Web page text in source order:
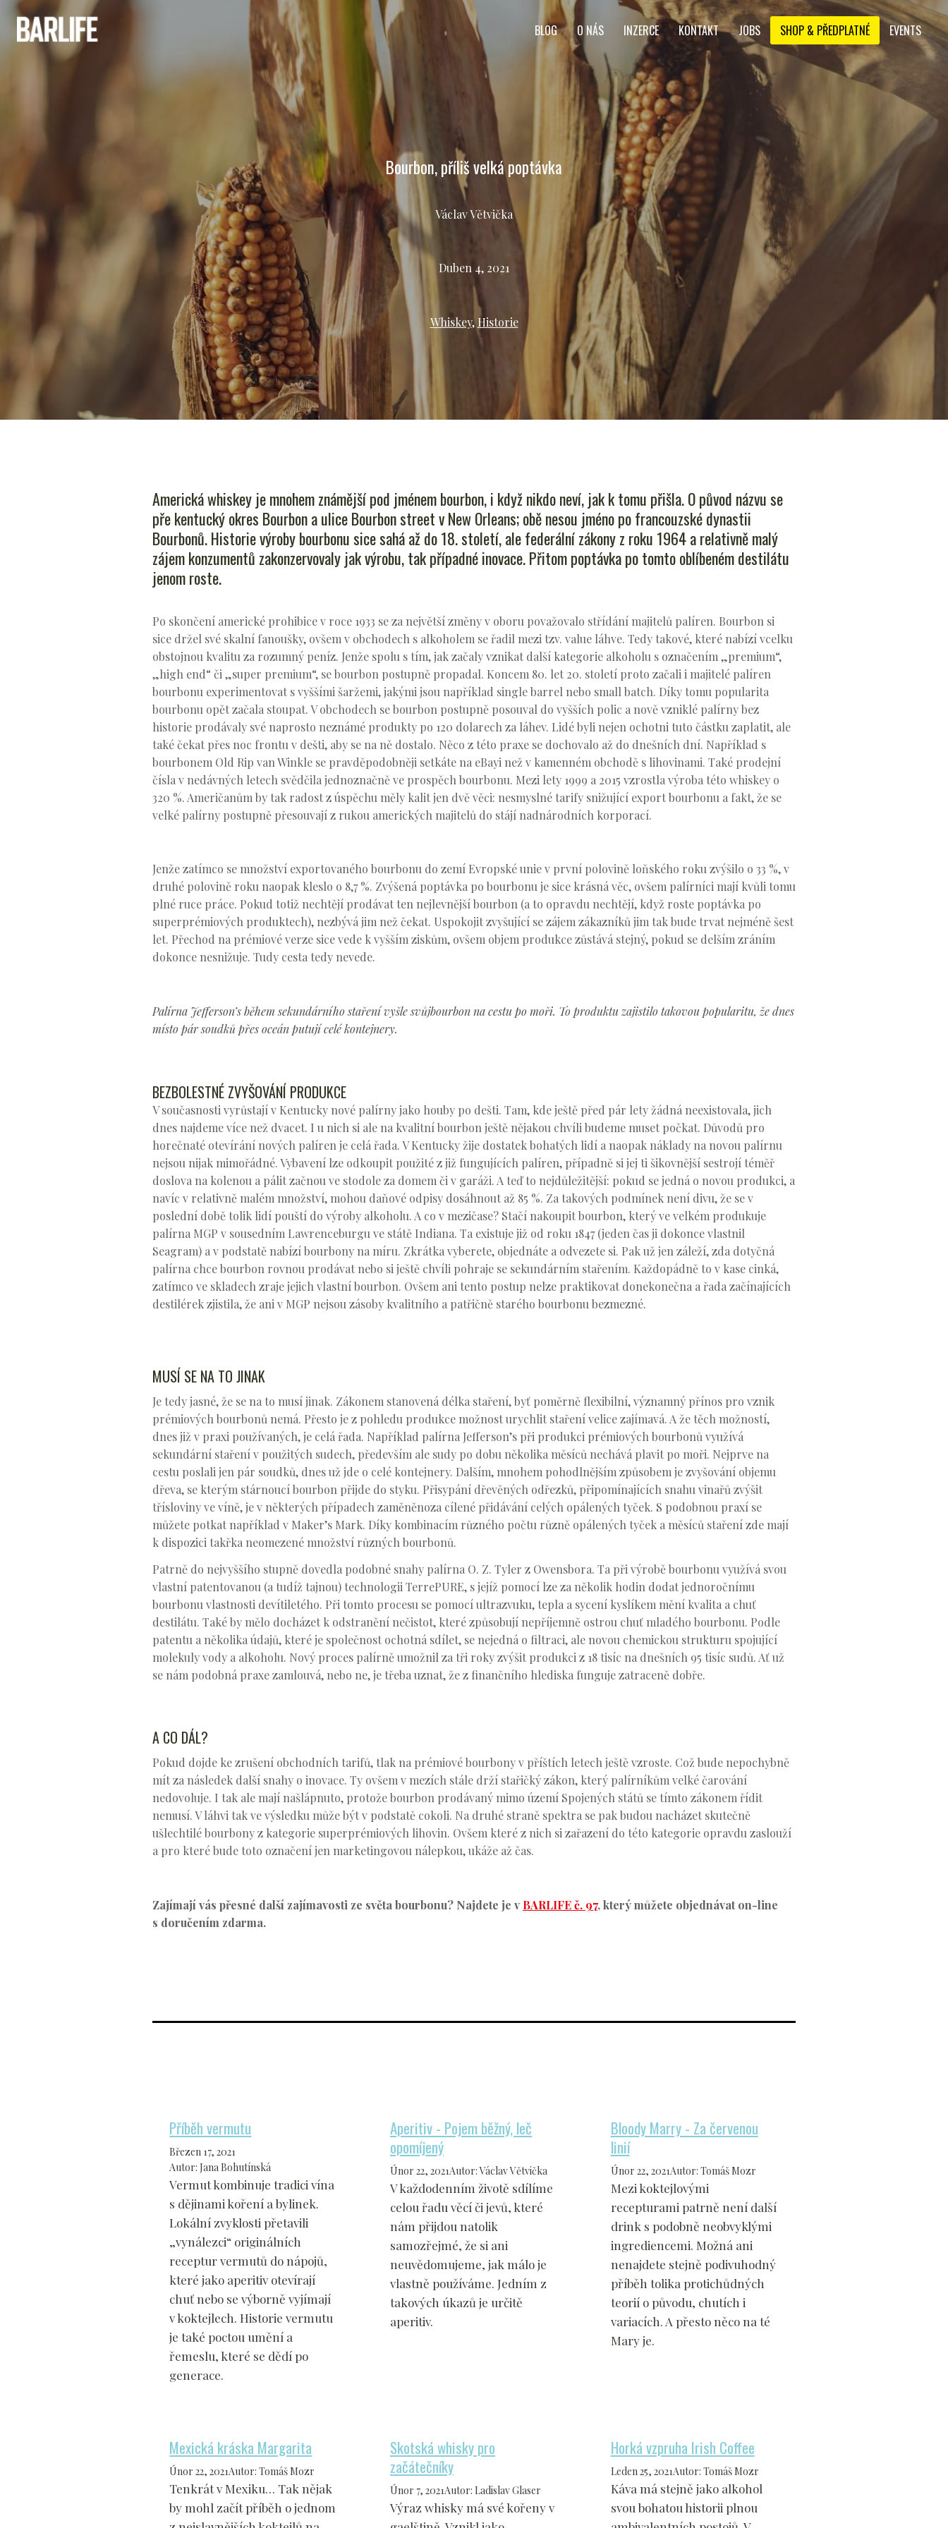
BLOG O NÁS INZERCE KONTAKT JOBS SHOP & PŘEDPLATNÉ EVENTS
Bourbon, příliš velká poptávka
Václav Větvička
Duben 4, 2021
Whiskey, Historie
Americká whiskey je mnohem známější pod jménem bourbon, i když nikdo neví, jak k tomu přišla. O původ názvu se
pře kentucký okres Bourbon a ulice Bourbon street v New Orleans; obě nesou jméno po francouzské dynastii
Bourbonů. Historie výroby bourbonu sice sahá až do 18. století, ale federální zákony z roku 1964 a relativně malý
zájem konzumentů zakonzervovaly jak výrobu, tak případné inovace. Přitom poptávka po tomto oblíbeném destilátu
jenom roste.
Po skončení americké prohibice v roce 1933 se za největší změny v oboru považovalo střídání majitelů palíren. Bourbon si
sice držel své skalní fanoušky, ovšem v obchodech s alkoholem se řadil mezi tzv. value láhve. Tedy takové, které nabízí vcelku
obstojnou kvalitu za rozumný peníz. Jenže spolu s tím, jak začaly vznikat další kategorie alkoholu s označením „premium“,
„high end“ či „super premium“, se bourbon postupně propadal. Koncem 80. let 20. století proto začali i majitelé palíren
bourbonu experimentovat s vyššími šaržemi, jakými jsou například single barrel nebo small batch. Díky tomu popularita
bourbonu opět začala stoupat. V obchodech se bourbon postupně posouval do vyšších polic a nově vzniklé palírny bez
historie prodávaly své naprosto neznámé produkty po 120 dolarech za láhev. Lidé byli nejen ochotni tuto částku zaplatit, ale
také čekat přes noc frontu v dešti, aby se na ně dostalo. Něco z této praxe se dochovalo až do dnešních dní. Například s
bourbonem Old Rip van Winkle se pravděpodobněji setkáte na eBayi než v kamenném obchodě s lihovinami. Také prodejní
čísla v nedávných letech svědčila jednoznačně ve prospěch bourbonu. Mezi lety 1999 a 2015 vzrostla výroba této whiskey o
320 %. Američanům by tak radost z úspěchu měly kalit jen dvě věci: nesmyslné tarify snižující export bourbonu a fakt, že se
velké palírny postupně přesouvají z rukou amerických majitelů do stájí nadnárodních korporací.
Jenže zatímco se množství exportovaného bourbonu do zemí Evropské unie v první polovině loňského roku zvýšilo o 33 %, v
druhé polovině roku naopak kleslo o 8,7 %. Zvýšená poptávka po bourbonu je sice krásná věc, ovšem palírníci mají kvůli tomu
plné ruce práce. Pokud totiž nechtějí prodávat ten nejlevnější bourbon (a to opravdu nechtějí, když roste poptávka po
superprémiových produktech), nezbývá jim než čekat. Uspokojit zvyšující se zájem zákazníků jim tak bude trvat nejméně šest
let. Přechod na prémiové verze sice vede k vyšším ziskům, ovšem objem produkce zůstává stejný, pokud se delším zráním
dokonce nesnižuje. Tudy cesta tedy nevede.
Palírna Jefferson’s během sekundárního staření vyšle svůjbourbon na cestu po moři. To produktu zajistilo takovou popularitu, že dnes
místo pár soudků přes oceán putují celé kontejnery.
BEZBOLESTNÉ ZVYŠOVÁNÍ PRODUKCE
V současnosti vyrůstají v Kentucky nové palírny jako houby po dešti. Tam, kde ještě před pár lety žádná neexistovala, jich
dnes najdeme více než dvacet. I u nich si ale na kvalitní bourbon ještě nějakou chvíli budeme muset počkat. Důvodů pro
horečnaté otevírání nových palíren je celá řada. V Kentucky žije dostatek bohatých lidí a naopak náklady na novou palírnu
nejsou nijak mimořádné. Vybavení lze odkoupit použité z již fungujících palíren, případně si jej ti šikovnější sestrojí téměř
doslova na kolenou a pálit začnou ve stodole za domem či v garáži. A teď to nejdůležitější: pokud se jedná o novou produkci, a
navíc v relativně malém množství, mohou daňové odpisy dosáhnout až 85 %. Za takových podmínek není divu, že se v
poslední době tolik lidí pouští do výroby alkoholu. A co v mezičase? Stačí nakoupit bourbon, který ve velkém produkuje
palírna MGP v sousedním Lawrenceburgu ve státě Indiana. Ta existuje již od roku 1847 (jeden čas ji dokonce vlastnil
Seagram) a v podstatě nabízí bourbony na míru. Zkrátka vyberete, objednáte a odvezete si. Pak už jen záleží, zda dotyčná
palírna chce bourbon rovnou prodávat nebo si ještě chvíli pohraje se sekundárním stařením. Každopádně to v kase cinká,
zatímco ve skladech zraje jejich vlastní bourbon. Ovšem ani tento postup nelze praktikovat donekonečna a řada začínajících
destilérek zjistila, že ani v MGP nejsou zásoby kvalitního a patřičně starého bourbonu bezmezné.
MUSÍ SE NA TO JINAK
Je tedy jasné, že se na to musí jinak. Zákonem stanovená délka staření, byť poměrně flexibilní, významný přínos pro vznik
prémiových bourbonů nemá. Přesto je z pohledu produkce možnost urychlit staření velice zajímavá. A že těch možností,
dnes již v praxi používaných, je celá řada. Například palírna Jefferson’s při produkci prémiových bourbonů využívá
sekundární staření v použitých sudech, především ale sudy po dobu několika měsíců nechává plavit po moři. Nejprve na
cestu poslali jen pár soudků, dnes už jde o celé kontejnery. Dalším, mnohem pohodlnějším způsobem je zvyšování objemu
dřeva, se kterým stárnoucí bourbon přijde do styku. Přisypání dřevěných odřezků, připomínajících snahu vinařů zvýšit
třísloviny ve víně, je v některých případech zaměněnoza cílené přidávání celých opálených tyček. S podobnou praxí se
můžete potkat například v Maker’s Mark. Díky kombinacím různého počtu různě opálených tyček a měsíců staření zde mají
k dispozici takřka neomezené množství různých bourbonů.
Patrně do nejvyššího stupně dovedla podobné snahy palírna O. Z. Tyler z Owensbora. Ta při výrobě bourbonu využívá svou
vlastní patentovanou (a tudíž tajnou) technologii TerrePURE, s jejíž pomocí lze za několik hodin dodat jednoročnímu
bourbonu vlastnosti devítiletého. Při tomto procesu se pomocí ultrazvuku, tepla a sycení kyslíkem mění kvalita a chuť
destilátu. Také by mělo docházet k odstranění nečistot, které způsobují nepříjemně ostrou chuť mladého bourbonu. Podle
patentu a několika údajů, které je společnost ochotná sdílet, se nejedná o filtraci, ale novou chemickou strukturu spojující
molekuly vody a alkoholu. Nový proces palírně umožnil za tři roky zvýšit produkci z 18 tisíc na dnešních 95 tisíc sudů. Ať už
se nám podobná praxe zamlouvá, nebo ne, je třeba uznat, že z finančního hlediska funguje zatraceně dobře.
A CO DÁL?
Pokud dojde ke zrušení obchodních tarifů, tlak na prémiové bourbony v příštích letech ještě vzroste. Což bude nepochybně
mít za následek další snahy o inovace. Ty ovšem v mezích stále drží stařičký zákon, který palírníkům velké čarování
nedovoluje. I tak ale mají našlápnuto, protože bourbon prodávaný mimo území Spojených států se tímto zákonem řídit
nemusí. V láhvi tak ve výsledku může být v podstatě cokoli. Na druhé straně spektra se pak budou nacházet skutečně
ušlechtilé bourbony z kategorie superprémiových lihovin. Ovšem které z nich si zařazení do této kategorie opravdu zaslouží
a pro které bude toto označení jen marketingovou nálepkou, ukáže až čas.
Zajímají vás přesné další zajímavosti ze světa bourbonu? Najdete je v BARLIFE č. 97, který můžete objednávat on-line
s doručením zdarma.
Příběh vermutu
Březen 17, 2021
Autor: Jana Bohutínská
Vermut kombinuje tradici vína
s dějinami koření a bylinek.
Lokální zvyklosti přetavili
„vynálezci“ originálních
receptur vermutů do nápojů,
které jako aperitiv otevírají
chuť nebo se výborně vyjímají
v koktejlech. Historie vermutu
je také poctou umění a
řemeslu, které se dědí po
generace.
Aperitiv - Pojem běžný, leč
opomíjený
Únor 22, 2021Autor: Václav Větvička
V každodenním životě sdílíme
celou řadu věcí či jevů, které
nám přijdou natolik
samozřejmé, že si ani
neuvědomujeme, jak málo je
vlastně používáme. Jedním z
takových úkazů je určitě
aperitiv.
Bloody Marry - Za červenou
linií
Únor 22, 2021Autor: Tomáš Mozr
Mezi koktejlovými
recepturami patrně není další
drink s podobně neobvyklými
ingrediencemi. Možná ani
nenajdete stejně podivuhodný
příběh tolika protichůdných
teorií o původu, chutích i
variacích. A přesto něco na té
Mary je.
Mexická kráska Margarita
Únor 22, 2021Autor: Tomáš Mozr
Tenkrát v Mexiku… Tak nějak
by mohl začít příběh o jednom
Skotská whisky pro
začátečníky
Únor 7, 2021Autor: Ladislav Glaser
Výraz whisky má své kořeny v
Horká vzpruha Irish Coffee
Leden 25, 2021Autor: Tomáš Mozr
Káva má stejně jako alkohol
svou bohatou historii plnou